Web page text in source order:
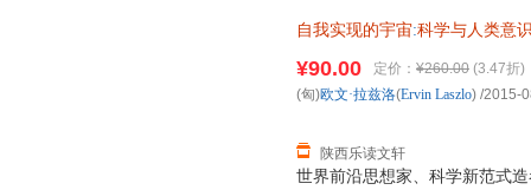
自我实现的宇宙:科学与人类意
世界前沿思想家、科学新范式
¥90.00 定价： ¥260.00 (3.47折)
陕西乐读文轩
(匈)欧文·拉兹洛(Ervin Laszlo) /2015-